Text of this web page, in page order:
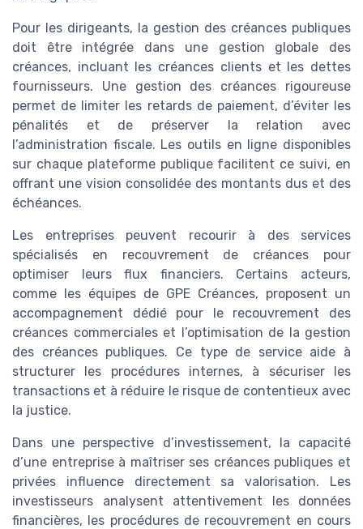
Pour les dirigeants, la gestion des créances publiques
doit être intégrée dans une gestion globale des
créances, incluant les créances clients et les dettes
fournisseurs. Une gestion des créances rigoureuse
permet de limiter les retards de paiement, d’éviter les
pénalités et de préserver la relation avec
l’administration fiscale. Les outils en ligne disponibles
sur chaque plateforme publique facilitent ce suivi, en
offrant une vision consolidée des montants dus et des
échéances.
Les entreprises peuvent recourir à des services
spécialisés en recouvrement de créances pour
optimiser leurs flux financiers. Certains acteurs,
comme les équipes de GPE Créances, proposent un
accompagnement dédié pour le recouvrement des
créances commerciales et l’optimisation de la gestion
des créances publiques. Ce type de service aide à
structurer les procédures internes, à sécuriser les
transactions et à réduire le risque de contentieux avec
la justice.
Dans une perspective d’investissement, la capacité
d’une entreprise à maîtriser ses créances publiques et
privées influence directement sa valorisation. Les
investisseurs analysent attentivement les données
financières, les procédures de recouvrement en cours